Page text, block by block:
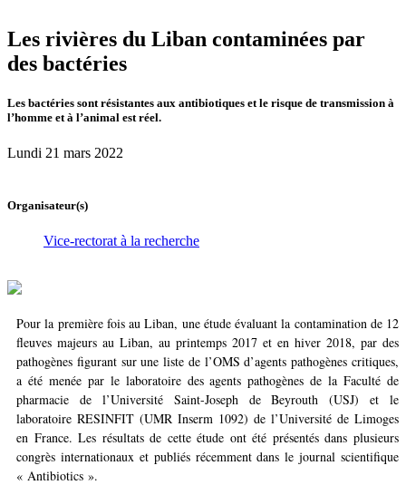
Les rivières du Liban contaminées par
des bactéries
Les bactéries sont résistantes aux antibiotiques et le risque de transmission à
l’homme et à l’animal est réel.
Lundi 21 mars 2022
Organisateur(s)
Vice-rectorat à la recherche
Pour la première fois au Liban, une étude évaluant la contamination de 12
fleuves majeurs au Liban, au printemps 2017 et en hiver 2018, par des
pathogènes figurant sur une liste de l’OMS d’agents pathogènes critiques,
a été menée par le laboratoire des agents pathogènes de la Faculté de
pharmacie de l’Université Saint-Joseph de Beyrouth (USJ) et le
laboratoire RESINFIT (UMR Inserm 1092) de l’Université de Limoges
en France. Les résultats de cette étude ont été présentés dans plusieurs
congrès internationaux et publiés récemment dans le journal scientifique
« Antibiotics ».